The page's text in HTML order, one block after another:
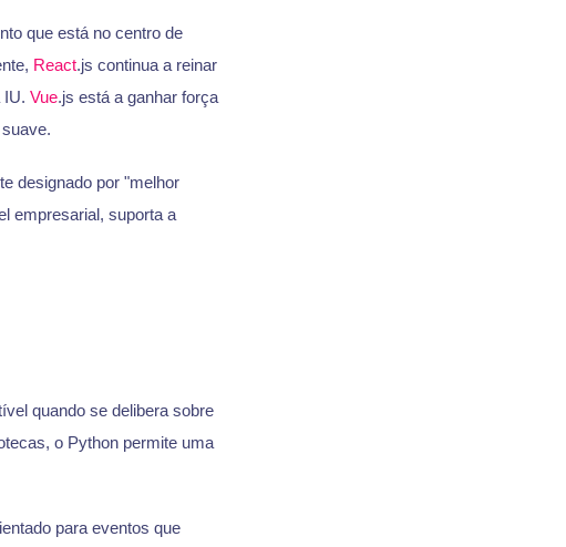
que está no centro de
React.js continua a reinar
IU. Vue.js está a ganhar força
designado por "melhor
empresarial, suporta a
quando se delibera sobre
o Python permite uma
para eventos que